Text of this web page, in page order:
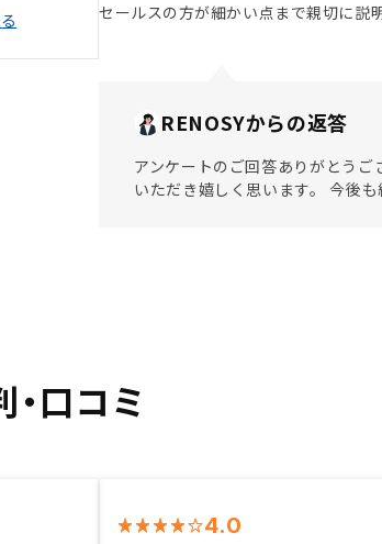
セールスの方が細かい点まで親切に説
RENOSYからの返答
アンケートのご回答ありがとう
いただき嬉しく思います。 今後
口コミ
4.0